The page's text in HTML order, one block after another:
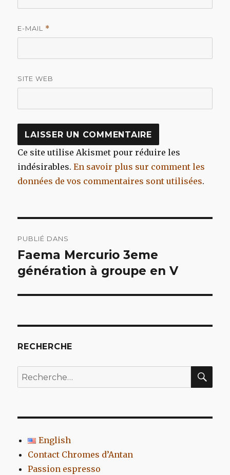
E-MAIL *
SITE WEB
Ce site utilise Akismet pour réduire les
indésirables.En savoir plus sur comment les
données de vos commentaires sont utilisées.
de
l’article
PUBLIÉ DANS
Faema Mercurio 3eme
génération à groupe en V
RECHERCHE
Recherche
pour
English
Contact Chromes d’Antan
Passion espresso